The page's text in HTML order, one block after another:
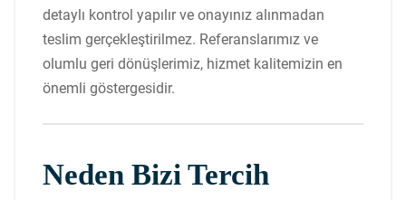
detaylı kontrol yapılır ve onayınız alınmadan
teslim gerçekleştirilmez. Referanslarımız ve
olumlu geri dönüşlerimiz, hizmet kalitemizin en
önemli göstergesidir.
Neden Bizi Tercih